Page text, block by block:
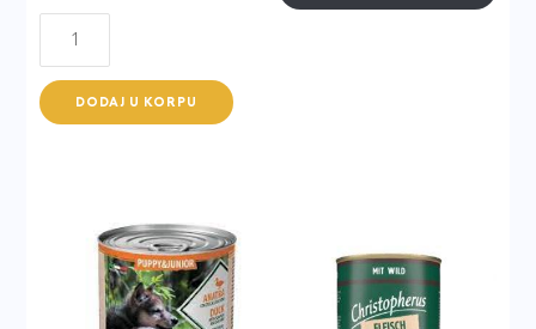
ADULT
MEDIUM
PILETINOM
CURETINOM
quantity
DODAJ U KORPU